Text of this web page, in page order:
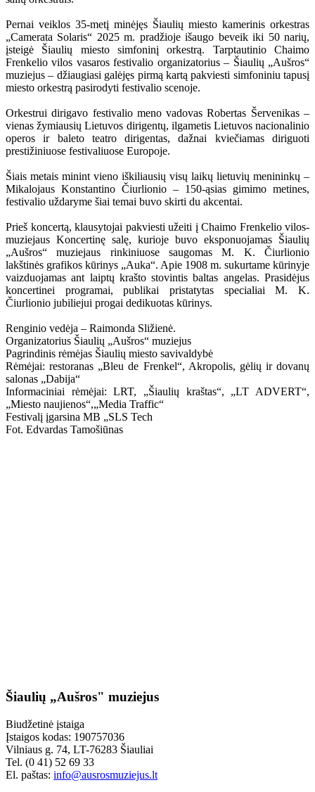
Pernai veiklos 35-metį minėjęs Šiaulių miesto kamerinis orkestras
„Camerata Solaris“ 2025 m. pradžioje išaugo beveik iki 50 narių,
įsteigė Šiaulių miesto simfoninį orkestrą. Tarptautinio Chaimo
Frenkelio vilos vasaros festivalio organizatorius – Šiaulių „Aušros“
muziejus – džiaugiasi galėjęs pirmą kartą pakviesti simfoniniu tapusį
miesto orkestrą pasirodyti festivalio scenoje.
Orkestrui dirigavo festivalio meno vadovas Robertas Šervenikas –
vienas žymiausių Lietuvos dirigentų, ilgametis Lietuvos nacionalinio
operos ir baleto teatro dirigentas, dažnai kviečiamas diriguoti
prestižiniuose festivaliuose Europoje.
Šiais metais minint vieno iškiliausių visų laikų lietuvių menininkų –
Mikalojaus Konstantino Čiurlionio – 150-ąsias gimimo metines,
festivalio uždaryme šiai temai buvo skirti du akcentai.
Prieš koncertą, klausytojai pakviesti užeiti į Chaimo Frenkelio vilos-
muziejaus Koncertinę salę, kurioje buvo eksponuojamas Šiaulių
„Aušros“ muziejaus rinkiniuose saugomas M. K. Čiurlionio
lakštinės grafikos kūrinys „Auka“. Apie 1908 m. sukurtame kūrinyje
vaizduojamas ant laiptų krašto stovintis baltas angelas. Prasidėjus
koncertinei programai, publikai pristatytas specialiai M. K.
Čiurlionio jubiliejui progai dedikuotas kūrinys.
Renginio vedėja – Raimonda Sližienė.
Organizatorius Šiaulių „Aušros“ muziejus
Pagrindinis rėmėjas Šiaulių miesto savivaldybė
Rėmėjai: restoranas „Bleu de Frenkel“, Akropolis, gėlių ir dovanų
salonas „Dabija“
Informaciniai rėmėjai: LRT, „Šiaulių kraštas“, „LT ADVERT“,
„Miesto naujienos“,„Media Traffic“
Festivalį įgarsina MB „SLS Tech
Fot. Edvardas Tamošiūnas
Šiaulių „Aušros" muziejus
Biudžetinė įstaiga
Įstaigos kodas: 190757036
Vilniaus g. 74, LT-76283 Šiauliai
Tel. (0 41) 52 69 33
El. paštas: info@ausrosmuziejus.lt